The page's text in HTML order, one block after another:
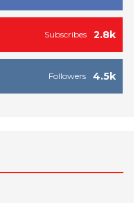
2.8k
Subscribes
4.5k
Followers